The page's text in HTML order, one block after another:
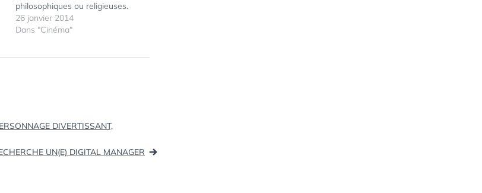
philosophiques ou religieuses.
Avec les témoignages de très
sérieux professeurs d'université
26 janvier 2014
Dans "Cinéma"
DIVERTISSANT,
UN(E) DIGITAL MANAGER